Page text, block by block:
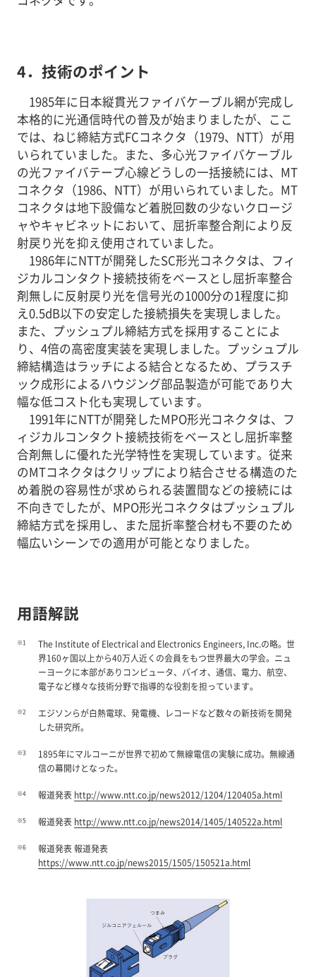
4．技術のポイント
1985年に日本縦貫光ファイバケーブル網が完成し
本格的に光通信時代の普及が始まりましたが、ここ
では、ねじ締結方式FCコネクタ（1979、NTT）が用
いられていました。また、多心光ファイバケーブル
の光ファイバテープ心線どうしの一括接続には、MT
コネクタ（1986、NTT）が用いられていました。MT
コネクタは地下設備など着脱回数の少ないクロージ
ャやキャビネットにおいて、屈折率整合剤により反
射戻り光を抑え使用されていました。
1986年にNTTが開発したSC形光コネクタは、フィ
ジカルコンタクト接続技術をベースとし屈折率整合
剤無しに反射戻り光を信号光の1000分の1程度に抑
え0.5dB以下の安定した接続損失を実現しました。
また、プッシュプル締結方式を採用することによ
り、4倍の高密度実装を実現しました。プッシュプル
締結構造はラッチによる結合となるため、プラスチ
ック成形によるハウジング部品製造が可能であり大
幅な低コスト化も実現しています。
1991年にNTTが開発したMPO形光コネクタは、フ
ィジカルコンタクト接続技術をベースとし屈折率整
合剤無しに優れた光学特性を実現しています。従来
のMTコネクタはクリップにより結合させる構造のた
め着脱の容易性が求められる装置間などの接続には
不向きでしたが、MPO形光コネクタはプッシュプル
締結方式を採用し、また屈折率整合材も不要のため
幅広いシーンでの適用が可能となりました。
用語解説
※1
The Institute of Electrical and Electronics Engineers, Inc.の略。世
界160ヶ国以上から40万人近くの会員をもつ世界最大の学会。ニュ
ーヨークに本部がありコンピュータ、バイオ、通信、電力、航空、
電子など様々な技術分野で指導的な役割を担っています。
※2
エジソンらが白熱電球、発電機、レコードなど数々の新技術を開発
した研究所。
※3
1895年にマルコーニが世界で初めて無線電信の実験に成功。無線通
信の幕開けとなった。
※4 報道発表 http://www.ntt.co.jp/news2012/1204/120405a.html
※5 報道発表 http://www.ntt.co.jp/news2014/1405/140522a.html
※6
報道発表 報道発表
https://www.ntt.co.jp/news2015/1505/150521a.html